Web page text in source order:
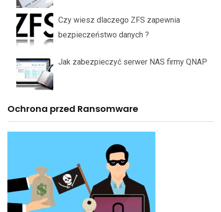
Czy wiesz dlaczego ZFS zapewnia
bezpieczeństwo danych ?
Jak zabezpieczyć serwer NAS firmy QNAP
Ochrona przed Ransomware